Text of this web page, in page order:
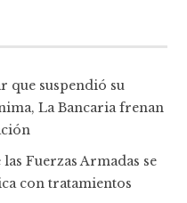
que suspendió su
La Bancaria frenan
Fuerzas Armadas se
con tratamientos